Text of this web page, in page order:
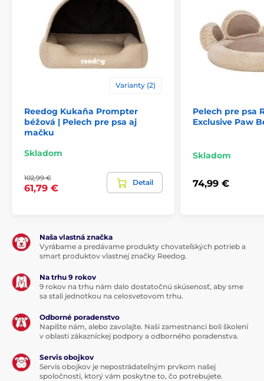
Varianty (2)
Reedog Kukaňa Prompter
béžová | Pelech pre psa aj
mačku
Skladom
102,99 €
61,79 €
Detail
Pelech pre psa
Exclusive Paw
Skladom
74,99 €
Naša vlastná značka
Vyrábame a predávame produkty chovateľských potrieb a
smart produktov vlastnej značky Reedog.
Na trhu 9 rokov
9 rokov na trhu nám dalo dostatočnú skúsenosť, aby sme
sa stali jednotkou na celosvetovom trhu.
Odborné poradenstvo
Napíšte nám, alebo zavolajte. Naši zamestnanci boli školení
v oblasti zákazníckej podpory a odborného poradenstva.
Servis obojkov
Servis obojkov je nepostrádateľným prvkom našej
spoločnosti, ktorý vám poskytne to, čo potrebujete.